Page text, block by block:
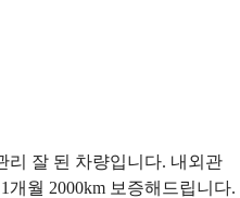
리 잘 된 차량입니다. 내외관
개월 2000km 보증해드립니다.